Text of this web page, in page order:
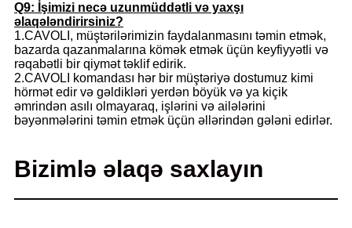
Q9: İşimizi necə uzunmüddətli və yaxşı
əlaqələndirirsiniz?
1.CAVOLI, müştərilərimizin faydalanmasını təmin etmək,
bazarda qazanmalarına kömək etmək üçün keyfiyyətli və
rəqabətli bir qiymət təklif edirik.
2.CAVOLI komandası hər bir müştəriyə dostumuz kimi
hörmət edir və gəldikləri yerdən böyük və ya kiçik
əmrindən asılı olmayaraq, işlərini və ailələrini
bəyənmələrini təmin etmək üçün əllərindən gələni edirlər.
Bizimlə əlaqə saxlayın